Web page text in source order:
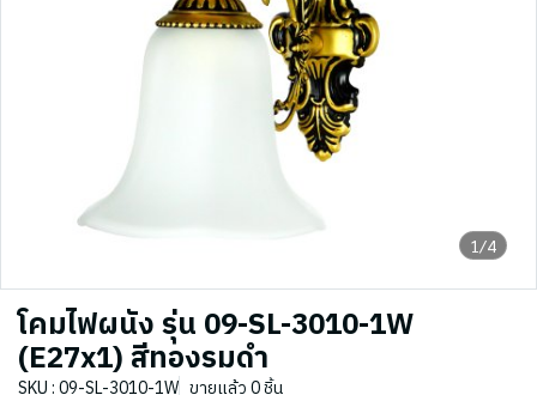
1/4
โคมไฟผนัง รุ่น 09-SL-3010-1W
(E27x1) สีทองรมดำ
SKU : 09-SL-3010-1W ขายแล้ว 0 ชิ้น